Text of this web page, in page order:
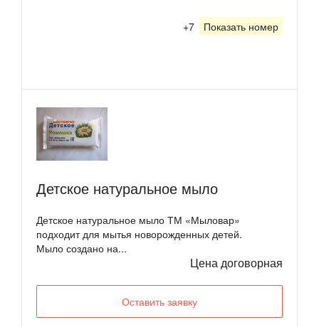
+7 Показать номер
Детское натуральное мыло
Детское натуральное мыло ТМ «Мыловар»
подходит для мытья новорожденных детей.
Мыло создано на...
Цена договорная
Оставить заявку